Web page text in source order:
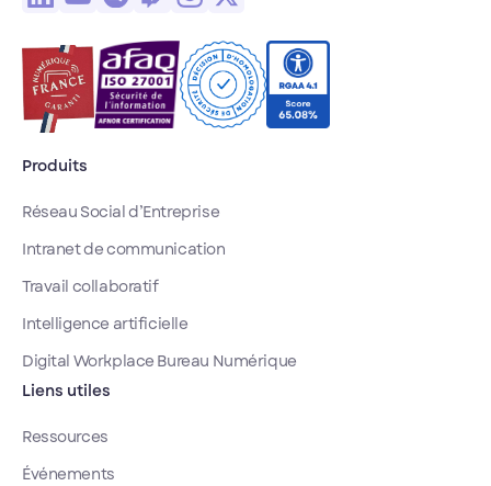
Produits
Réseau Social d’Entreprise
Intranet de communication
Travail collaboratif
Intelligence artificielle
Digital Workplace Bureau Numérique
Liens utiles
Ressources
Événements